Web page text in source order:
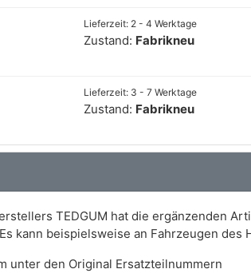
Lieferzeit: 2 - 4 Werktage
Zustand: Fabrikneu
Lieferzeit: 3 - 7 Werktage
Zustand: Fabrikneu
TEDGUM hat die ergänzenden
kann beispielsweise an Fahrzeugen
unter den Original Ersatzteilnummern